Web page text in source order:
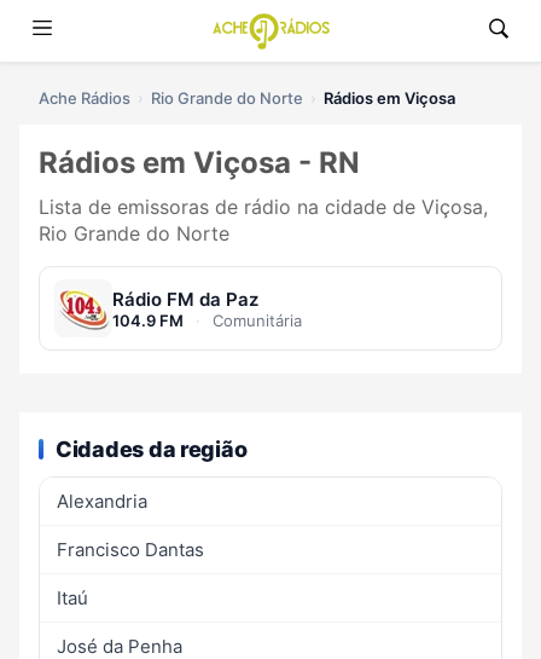
Ache Rádios Rio Grande do Norte Rádios em Viçosa
Rádios em Viçosa - RN
Lista de emissoras de rádio na cidade de Viçosa,
Rio Grande do Norte
Rádio FM da Paz
104.9 FM · Comunitária
Cidades da região
Alexandria
Francisco Dantas
Itaú
José da Penha